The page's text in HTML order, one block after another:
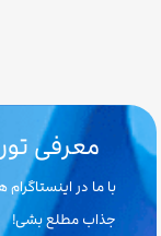
معرفی
با ما در
جذاب مطلع بشی!